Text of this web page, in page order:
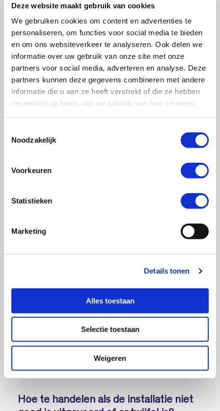
Deze website maakt gebruik van cookies
We gebruiken cookies om content en advertenties te
personaliseren, om functies voor social media te bieden
en om ons websiteverkeer te analyseren. Ook delen we
informatie over uw gebruik van onze site met onze
partners voor social media, adverteren en analyse. Deze
partners kunnen deze gegevens combineren met andere
informatie die u aan ze heeft verstrekt of die ze hebben
verzameld op basis van uw gebruik van hun services.
Noodzakelijk
Voorkeuren
Statistieken
Marketing
Details tonen
Alles toestaan
Selectie toestaan
Weigeren
toelaatbaarheid. Bijvoorbeeld: het
rookgassysteem moet compatibel zijn met
de ketel en de specificaties volgens
fabrikant en norm.
Correcte montage:
Beugelen of ondersteunen van
leidingdelen zodat ze niet loskomen
of doorhangen.
Afschot aanbrengen zodat condens
corrosie-gevoeligheid, en op correct
functioneren van terugslagkleppen
altijd ook het rookgaskanaal worden
appartementencomplexen) is het
belangrijk dat het
rookgasafvoersysteem geschikt is
voor de aangesloten ketels en dat de
installateur vraagt naar het
Meerjarenonderhoudsplan (MJOP)
Hoe te handelen als de installatie niet